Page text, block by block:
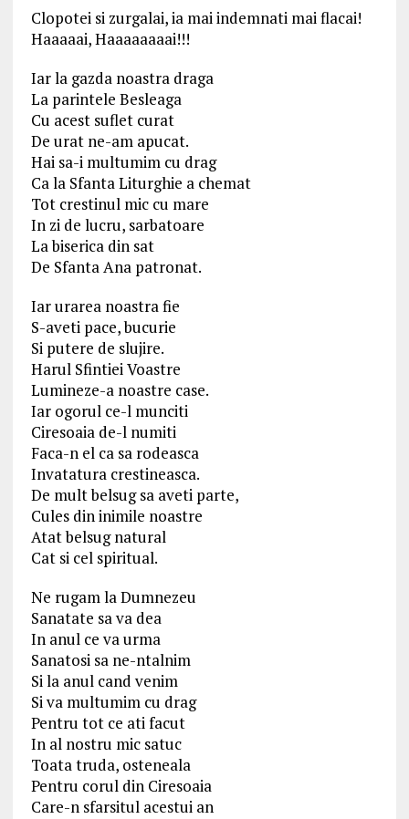
Clopotei si zurgalai, ia mai indemnati mai flacai!
Haaaaai, Haaaaaaaai!!!
Iar la gazda noastra draga
La parintele Besleaga
Cu acest suflet curat
De urat ne-am apucat.
Hai sa-i multumim cu drag
Ca la Sfanta Liturghie a chemat
Tot crestinul mic cu mare
In zi de lucru, sarbatoare
La biserica din sat
De Sfanta Ana patronat.
Iar urarea noastra fie
S-aveti pace, bucurie
Si putere de slujire.
Harul Sfintiei Voastre
Lumineze-a noastre case.
Iar ogorul ce-l munciti
Ciresoaia de-l numiti
Faca-n el ca sa rodeasca
Invatatura crestineasca.
De mult belsug sa aveti parte,
Cules din inimile noastre
Atat belsug natural
Cat si cel spiritual.
Ne rugam la Dumnezeu
Sanatate sa va dea
In anul ce va urma
Sanatosi sa ne-ntalnim
Si la anul cand venim
Si va multumim cu drag
Pentru tot ce ati facut
In al nostru mic satuc
Toata truda, osteneala
Pentru corul din Ciresoaia
Care-n sfarsitul acestui an